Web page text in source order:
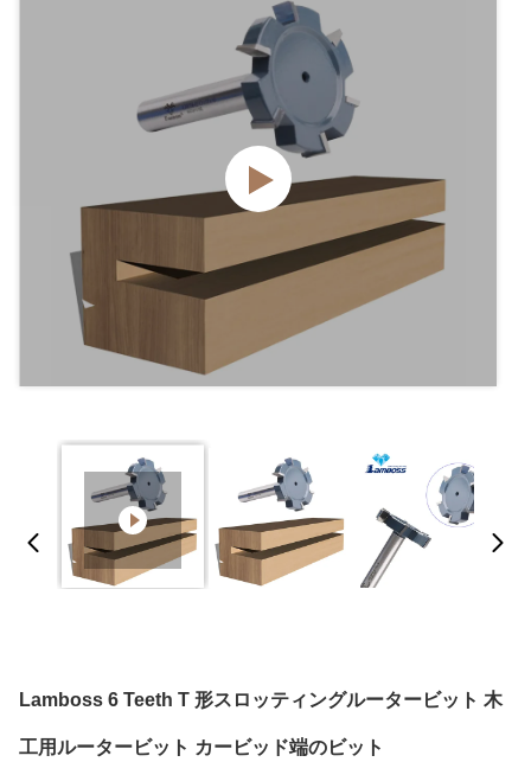
Lamboss 6 Teeth T 形スロッティングルータービット 木
工用ルータービット カービッド端のビット